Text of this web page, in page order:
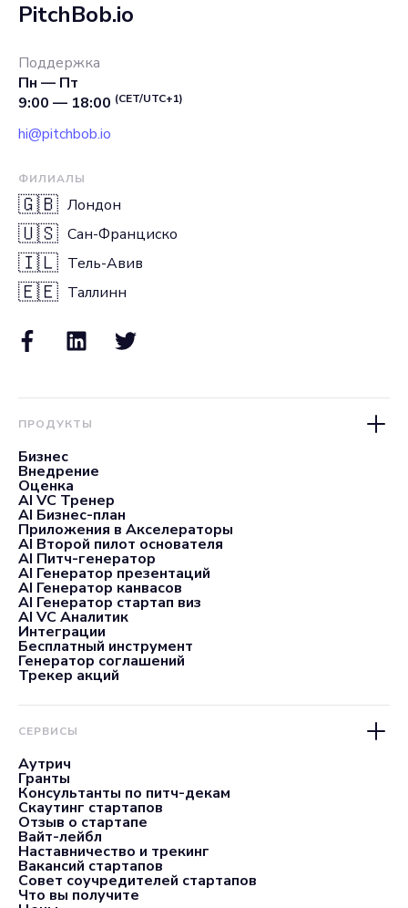
PitchBob.io
Поддержка
Пн — Пт
9:00 — 18:00 (CET/UTC+1)
hi@pitchbob.io
ФИЛИАЛЫ
🇬🇧 Лондон
🇺🇸 Сан-Франциско
🇮🇱 Тель-Авив
🇪🇪 Таллинн
ПРОДУКТЫ
Бизнес
Внедрение
Оценка
AI VC Тренер
AI Бизнес-план
Приложения в Акселераторы
AI Второй пилот основателя
AI Питч-генератор
AI Генератор презентаций
AI Генератор канвасов
AI Генератор стартап виз
AI VC Аналитик
Интеграции
Бесплатный инструмент
Генератор соглашений
Трекер акций
СЕРВИСЫ
Аутрич
Гранты
Консультанты по питч-декам
Скаутинг стартапов
Отзыв о стартапе
Вайт-лейбл
Наставничество и трекинг
Вакансий стартапов
Совет соучредителей стартапов
Что вы получите